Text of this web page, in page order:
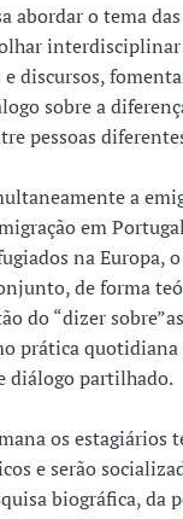
abordar o tema
interdisciplinar
e discursos,
sobre a
pessoas
a
em
na Europa,
de forma
do “dizer sobre”as
prática quotidiana
diálogo partilhado.
os estagiários
e serão
biográfica, da